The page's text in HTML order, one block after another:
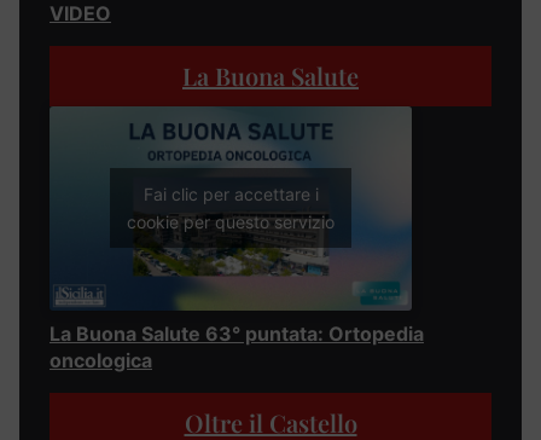
VIDEO
La Buona Salute
Fai clic per accettare i
cookie per questo servizio
La Buona Salute 63° puntata: Ortopedia
oncologica
Oltre il Castello